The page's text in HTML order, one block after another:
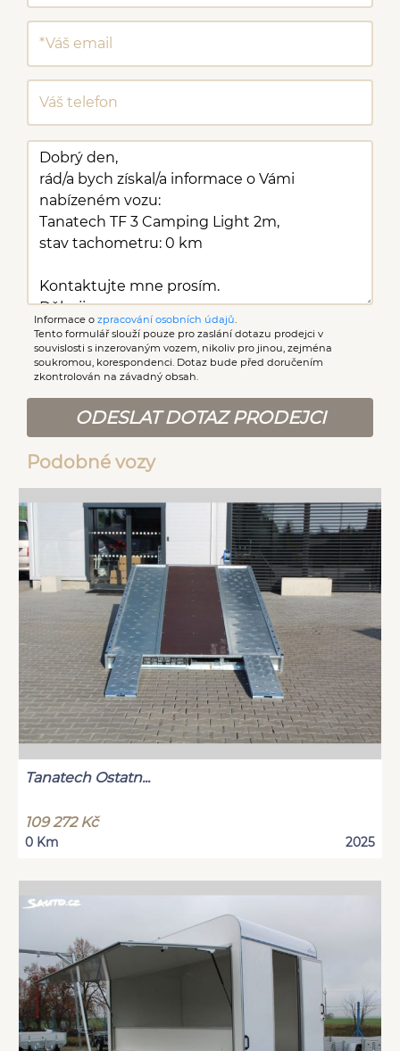
Informace o zpracování osobních údajů
Tento formulář slouží pouze pro zaslání dotazu prodejci v
souvislosti s inzerovaným vozem, nikoliv pro jinou, zejména
soukromou, korespondenci. Dotaz bude před doručením
zkontrolován na závadný obsah.
ODESLAT DOTAZ PRODEJCI
Podobné vozy
Tanatech Ostatn...
109 272 Kč
0 Km 2025